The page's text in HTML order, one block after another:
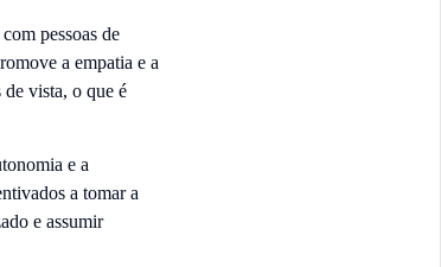
pessoas de
a empatia e a
vista, o que é
e a
a tomar a
e assumir